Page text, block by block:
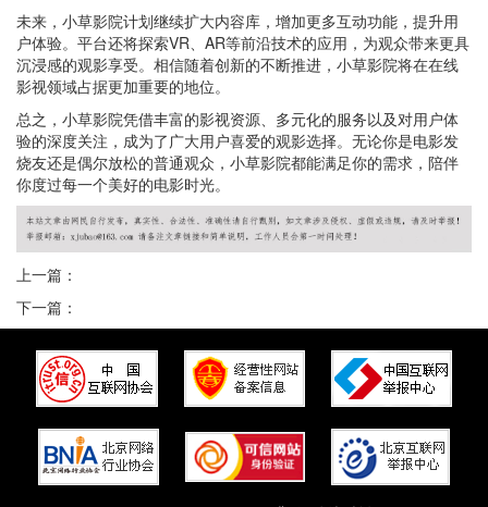
未来，小草影院计划继续扩大内容库，增加更多互动功能，提升用
户体验。平台还将探索VR、AR等前沿技术的应用，为观众带来更具
沉浸感的观影享受。相信随着创新的不断推进，小草影院将在在线
影视领域占据更加重要的地位。
总之，小草影院凭借丰富的影视资源、多元化的服务以及对用户体
验的深度关注，成为了广大用户喜爱的观影选择。无论你是电影发
烧友还是偶尔放松的普通观众，小草影院都能满足你的需求，陪伴
你度过每一个美好的电影时光。
上一篇：
下一篇：